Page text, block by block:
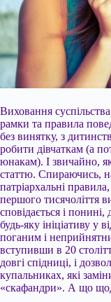
Виховання
рамки та правила
без винятку, з
робити дівчаткам (а
юнакам). І звичайно,
статтю. Спираючись,
патріархальні
першого тисячоліття
сповідається і понині,
будь-яку ініціативу у
поганим і
вступивши в 20
довгі спідниці, і
купальниках, які
«скафандри». А що